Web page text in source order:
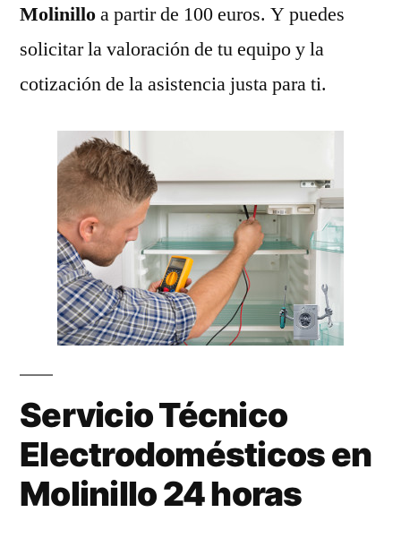
Molinilloa partir de 100 euros. Y puedes
solicitar la valoración de tu equipo y la
cotización de la asistencia justa para ti.
Servicio Técnico
Electrodomésticos en
Molinillo 24 horas